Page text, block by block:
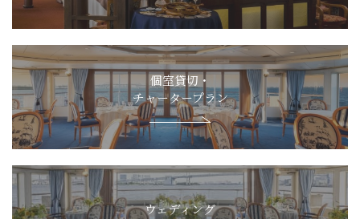
個室貸切・
チャータープラン
ウェディング